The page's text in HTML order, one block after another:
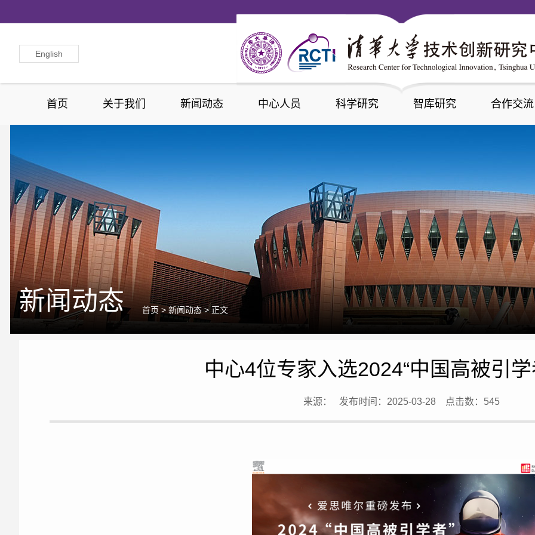
English
首页 关于我们 新闻动态 中心人员 科学研究 智库研究 合作交流
新闻动态 首页 > 新闻动态> 正文
中心4位专家入选2024“中国高被引学
来源： 发布时间：2025-03-28点击数： 545